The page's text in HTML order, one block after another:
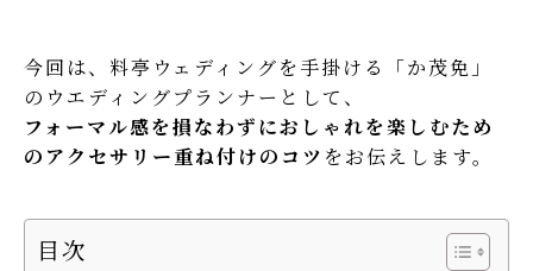
今回は、料亭ウェディングを手掛ける「か茂免」
のウエディングプランナーとして、
フォーマル感を損なわずにおしゃれを楽しむため
のアクセサリー重ね付けのコツ をお伝えします。
目次